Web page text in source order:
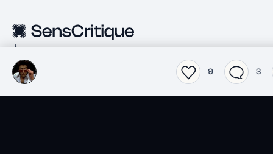
9 3
À propos
Notre application mobile
Notre extension
Aide